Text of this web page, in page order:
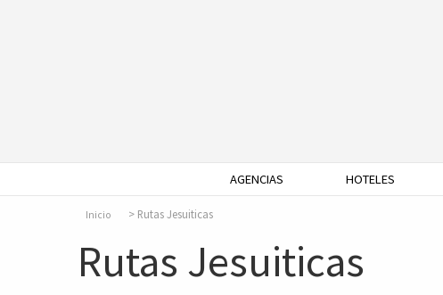
AGENCIAS HOTELES
Inicio Rutas Jesuiticas
Rutas Jesuiticas